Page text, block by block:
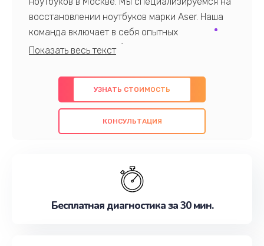
восстановлении ноутбуков марки Aser. Наша
команда включает в себя опытных
профессионалов с обширными знаниями и
предлагаем быстрый и качественный ремонт с
использованием оригинальных компонентов, а
также гарантируем качество всех
проведенных работ. Наша цель - предоставить
наилучшим образом. Не медлите записаться на
УЗНАТЬ СТОИМОСТЬ
КОНСУЛЬТАЦИЯ
Бесплатная диагностика за 30 мин.